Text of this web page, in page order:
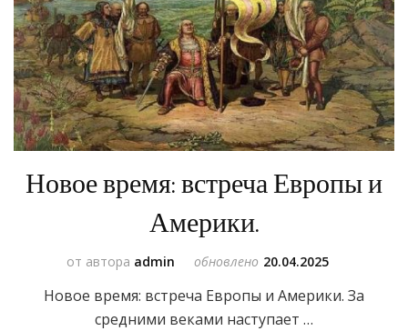
Новое время: встреча Европы и
Америки.
от автора admin обновлено 20.04.2025
Новое время: встреча Европы и Америки. За
средними веками наступает …